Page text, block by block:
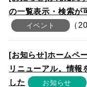
の一覧表示・検索が
イベント （
[お知らせ]ホームペ
リニューアル。情報
した
お知らせ